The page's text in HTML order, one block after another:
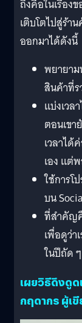
ถึงคือในเรื่อง
เติบโตไปสู่ร้า
ออกมาได้ดังนี้
พยายา
สินค้าที่ร
แบ่งเวล
ตอนเขา
เวลาไ
เอง แต่
ใช้การโ
บน
ที่สำคัญคื
เพื่อดูว่า
ในปีถัด
เผยวิธีดึงดู
กฤดากร ผู้เ